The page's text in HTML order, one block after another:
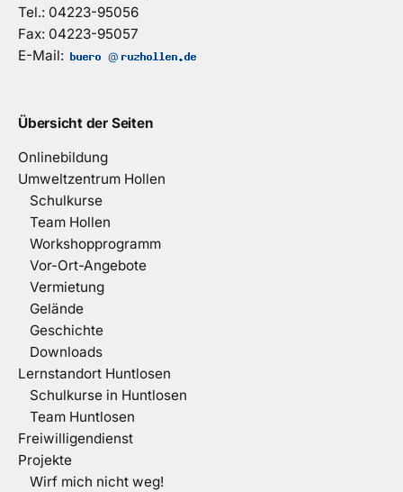
Tel.: 04223-95056
Fax: 04223-95057
E-Mail:
@
Übersicht der Seiten
Onlinebildung
Umweltzentrum Hollen
Schulkurse
Team Hollen
Workshopprogramm
Vor-Ort-Angebote
Vermietung
Gelände
Geschichte
Downloads
Lernstandort Huntlosen
Schulkurse in Huntlosen
Team Huntlosen
Freiwilligendienst
Projekte
Wirf mich nicht weg!